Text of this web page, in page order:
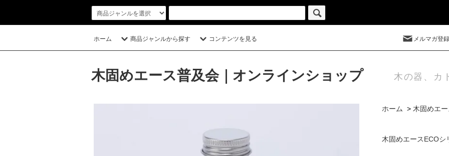
ホーム 商品ジャンルから探す コンテンツを見る メルマガ登
木固めエース普及会｜オンラインショップ 木の器、カ
ホーム > 木固めエ
木固めエースECOシ